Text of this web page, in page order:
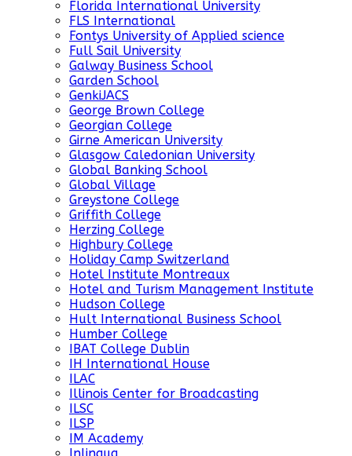
Florida International University
FLS International
Fontys University of Applied science
Full Sail University
Galway Business School
Garden School
GenkiJACS
George Brown College
Georgian College
Girne American University
Glasgow Caledonian University
Global Banking School
Global Village
Greystone College
Griffith College
Herzing College
Highbury College
Holiday Camp Switzerland
Hotel Institute Montreaux
Hotel and Turism Management Institute
Hudson College
Hult International Business School
Humber College
IBAT College Dublin
IH International House
ILAC
Illinois Center for Broadcasting
ILSC
ILSP
IM Academy